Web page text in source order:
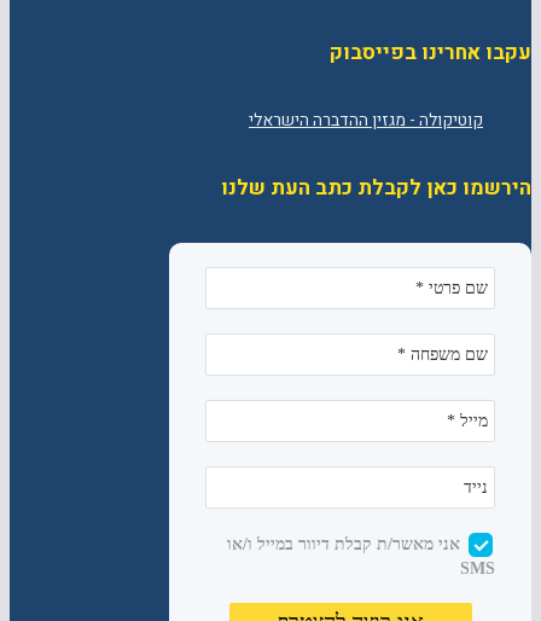
עקבו אחרינו בפייסבוק
הירשמו כאן לקבלת כתב העת שלנו